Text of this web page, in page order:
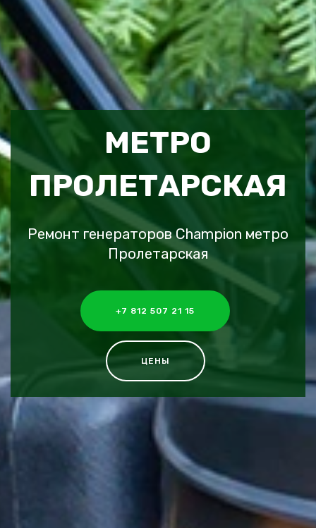
МЕТРО
ПРОЛЕТАРСКАЯ
Ремонт генераторов Champion метро
Пролетарская
+7 812 507 21 15
ЦЕНЫ